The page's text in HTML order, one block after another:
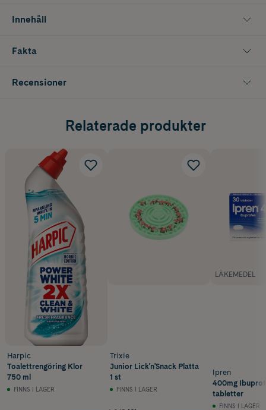
Innehåll
Fakta
Recensioner
Relaterade produkter
Harpic
Toalettrengöring Klor
750 ml
FINNS I LAGER
Trixie
Junior Lick'n'Snack Platta
1 st
FINNS I LAGER
LÄKEMEDEL
Ipren
400mg
tabletter
FINNS I LAGER